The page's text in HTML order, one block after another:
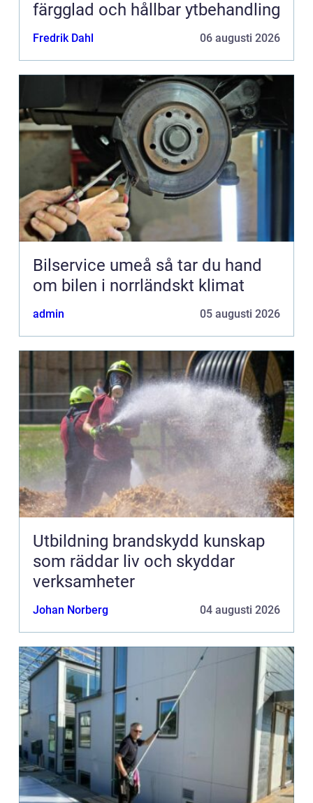
färgglad och hållbar ytbehandling
Fredrik Dahl 06 augusti 2026
Bilservice umeå så tar du hand
om bilen i norrländskt klimat
admin 05 augusti 2026
Utbildning brandskydd kunskap
som räddar liv och skyddar
verksamheter
Johan Norberg 04 augusti 2026